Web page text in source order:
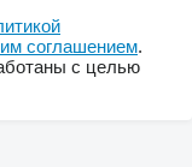
соглашением.
с целью